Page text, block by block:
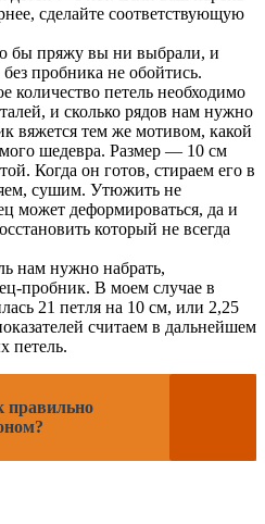
сделайте соответствующую
бы пряжу вы ни выбрали, и
пробника не обойтись.
количество петель необходимо
и сколько рядов нам нужно
вяжется тем же мотивом, какой
шедевра. Размер — 10 см
Когда он готов, стираем его в
сушим. Утюжить не
может деформироваться, да и
который не всегда
нам нужно набрать,
пробник. В моем случае в
21 петля на 10 см, или 2,25
считаем в дальнейшем
петель.
правильно